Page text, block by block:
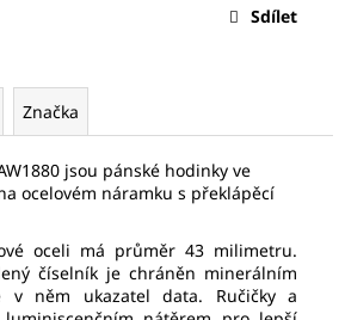
Sdílet
Značka
jsou pánské hodinky ve
ocelovém náramku s překlápěcí
oceli má průměr 43 milimetru.
číselník je chráněn minerálním
v něm ukazatel data. Ručičky a